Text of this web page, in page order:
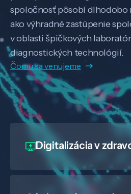
spoločnosť pôsobí dlhodobo
ako výhradné zastúpenie
v oblasti špičkových
diagnostických technológií.
Čomu sa venujeme
Digitalizáciav